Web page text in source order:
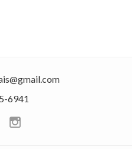
6941